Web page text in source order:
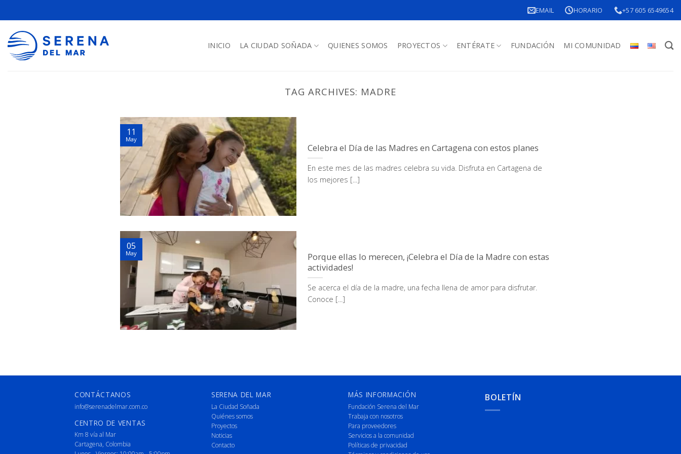
EMAIL HORARIO +57 605 6549654
INICIO LA CIUDAD SOÑADA QUIENES SOMOS PROYECTOS ENTÉRATE FUNDACIÓN MI COMUNIDAD
TAG ARCHIVES: MADRE
Celebra el Día de las Madres en Cartagena con estos planes
En este mes de las madres celebra su vida. Disfruta en Cartagena de
los mejores [...]
11
May
Porque ellas lo merecen, ¡Celebra el Día de la Madre con estas
actividades!
Se acerca el día de la madre, una fecha llena de amor para disfrutar.
Conoce [...]
05
May
CONTÁCTANOS
info@serenadelmar.com.co
CENTRO DE VENTAS
Km 8 vía al Mar
Cartagena, Colombia
SERENA DEL MAR
La Ciudad Soñada
Quiénes somos
Proyectos
Noticias
Contacto
MÁS INFORMACIÓN
Fundación Serena del Mar
Trabaja con nosotros
Para proveedores
Servicios a la comunidad
Políticas de privacidad
BOLETÍN